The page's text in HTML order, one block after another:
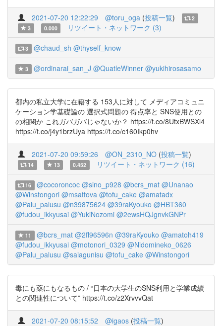
2021-07-20 12:22:29 @toru_oga (投稿一覧)
2
3
0.000 リツイート・ネットワーク (3)
3 @chaud_sh @thyself_know
3 @ordinarai_san_J @QuatleWinner @yukihirosasamo
都内の私立大学に在籍する 153人に対して メディアコミュニ
ケーション学基礎論の 選択式問題の 得点率と SNS使用との
の相関か これガバガバじゃないか？ https://t.co/8UtxBWSXl4
https://t.co/j4y1brzUya https://t.co/c160Ikp0hv
2021-07-20 09:59:26 @ON_2310_NO (投稿一覧)
14 13 0.452 リツイート・ネットワーク (16)
16 @cocoroncoc @sino_p928 @bcrs_mat @Unanao
@Winstongori @msattova @tofu_cake @amatadx
@Palu_palusu @n39875624 @39raKyouko @HBT360
@fudou_ikkyusai @YukiNozomi @2ewsHQJgnvkGNPr
11 @bcrs_mat @2fl96596n @39raKyouko @amatoh419
@fudou_ikkyusai @motonori_0329 @Nidomineko_0626
@Palu_palusu @saiagunisu @tofu_cake @Winstongori
毒にも薬にもなるもの / “日本の大学生のSNS利用と学業成績
との関連性について” https://t.co/z2XrvvvQat
2021-07-20 08:15:52 @igaos (投稿一覧)